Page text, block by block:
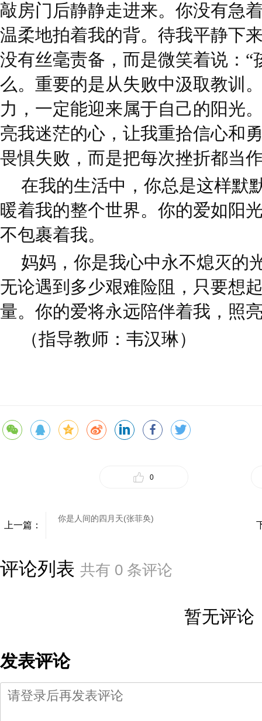
敲房门后静静走进来。你没有急
温柔地拍着我的背。待我平静下
没有丝毫责备，而是微笑着说：“
么。重要的是从失败中汲取教训
力，一定能迎来属于自己的阳光
亮我迷茫的心，让我重拾信心和
畏惧失败，而是把每次挫折都当
在我的生活中，你总是这样默
暖着我的整个世界。你的爱如阳
不包裹着我。
妈妈，你是我心中永不熄灭的
无论遇到多少艰难险阻，只要想
量。你的爱将永远陪伴着我，照
（指导教师：韦汉琳）
0
上一篇：
你是人间的四月天(张菲奂)
评论列表 共有 0 条评论
暂无评论
发表评论